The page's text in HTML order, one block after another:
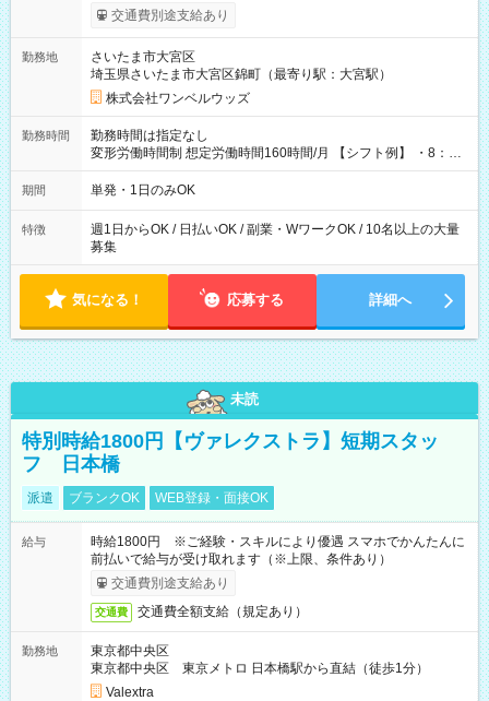
いOK！（規定あり） ┗働いたその日に現金GET♪ お仕事後はコ
ンビニATMから 日払い分を引き落とせます！ 【試用期間】試
交通費別途支給あり
勤務地
さいたま市大宮区
埼玉県さいたま市大宮区錦町（最寄り駅：大宮駅）
株式会社ワンベルウッズ
勤務時間
勤務時間は指定なし
変形労働時間制 想定労働時間160時間/月 【シフト例】 ・8：00
～21：00
期間 単発・1日のみOK
特徴
週1日からOK / 日払いOK / 副業・WワークOK / 10名以上の大量
募集
気になる！ 応募する 詳細へ
未読
特別時給1800円【ヴァレクストラ】短期スタッ
フ 日本橋
派遣 ブランクOK WEB登録・面接OK
給与
時給1800円 ※ご経験・スキルにより優遇 スマホでかんたんに
前払いで給与が受け取れます（※上限、条件あり）
交通費別途支給あり
交通費 交通費全額支給（規定あり）
勤務地
東京都中央区
東京都中央区 東京メトロ 日本橋駅から直結（徒歩1分）
Valextra